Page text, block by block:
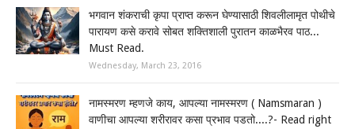
भगवान शंकराची कृपा प्राप्त करून घेण्यासाठी शिवलीलामृत पोथीचे
पारायण कसे करावे सोबत शक्तिशाली पुरातन काळभैरव पाठ...
Must Read.
Wednesday, March 23, 2016
नामस्मरण म्हणजे काय, आपल्या नामस्मरण ( Namsmaran )
वाणीचा आपल्या शरीरावर कसा प्रभाव पडतो....?- Read right